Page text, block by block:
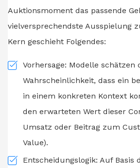
Auktionsmoment das passende
vielversprechendste Ausspielung
Kern geschieht Folgendes:
Vorhersage: Modelle schätzen
Wahrscheinlichkeit, dass ein
in einem konkreten Kontext
den erwarteten Wert dieser
Umsatz oder Beitrag zum
Value).
Entscheidungslogik: Auf Basis